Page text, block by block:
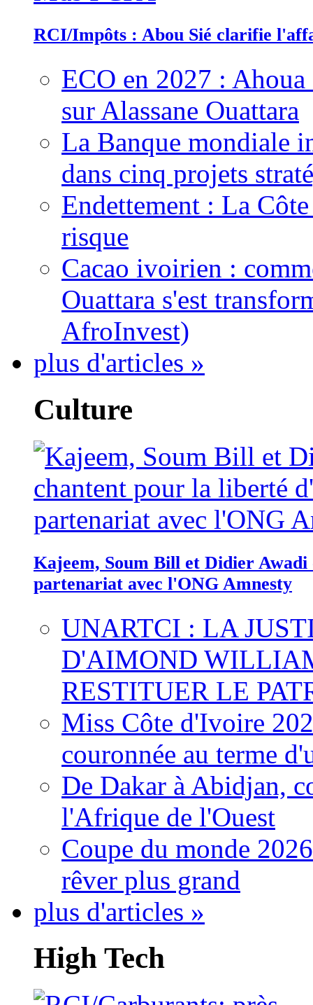
RCI/Impôts : Abou Sié clarifie
ECO en 2027 :
sur Alassane Ouattara
La Banque mondiale
dans cinq projets
Endettement : La
risque
Cacao ivoirien :
Ouattara s'est
AfroInvest)
plus d'articles »
Culture
Kajeem, Soum Bill et Didier
partenariat avec l'ONG Amnesty
UNARTCI : LA
D'AIMOND
RESTITUER LE
Miss Côte d'Ivoire
couronnée au terme
De Dakar à Abidjan,
l'Afrique de l'Ouest
Coupe du monde
rêver plus grand
plus d'articles »
High Tech